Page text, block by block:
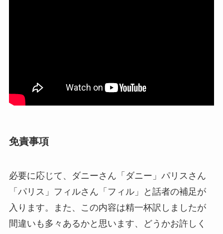
免責事項
必要に応じて、ダニーさん「ダニー」パリスさん
「パリス」フィルさん「フィル」と話者の補足が
入ります。また、この内容は精一杯訳しましたが
間違いも多々あるかと思います、どうかお許しく